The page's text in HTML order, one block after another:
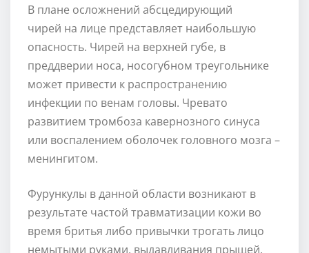
В плане осложнений абсцедирующий
чирей на лице представляет наибольшую
опасность. Чирей на верхней губе, в
преддверии носа, носогубном треугольнике
может привести к распространению
инфекции по венам головы. Чревато
развитием тромбоза кавернозного синуса
или воспалением оболочек головного мозга –
менингитом.
Фурункулы в данной области возникают в
результате частой травматизации кожи во
время бритья либо привычки трогать лицо
немытыми руками, выдавливания прыщей.